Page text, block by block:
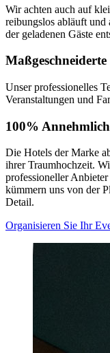
Wir achten auch auf
reibungslos abläuft und
der geladenen Gäste
Maßgeschneiderte
Unser professionelles
Veranstaltungen und
100%
Die Hotels der Marke
ihrer Traumhochzeit.
professioneller
kümmern uns von der
Detail.
Organisieren Sie Ihr